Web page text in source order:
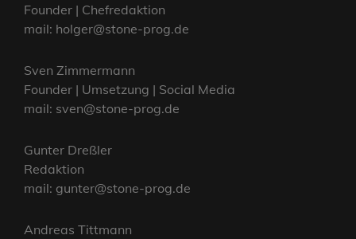
Founder | Chefredaktion
mail: holger@stone-prog.de
Sven Zimmermann
Founder | Umsetzung | Social Media
mail: sven@stone-prog.de
Gunter Dreßler
Redaktion
mail: gunter@stone-prog.de
Andreas Tittmann